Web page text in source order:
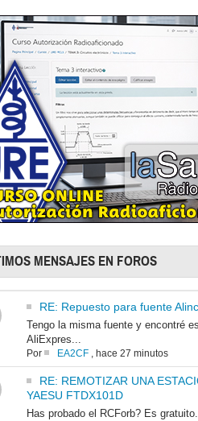
MENSAJES EN FOROS
RE: Repuesto para fuente
Tengo la misma fuente y encontré
AliExpres...
Por EA2CF, hace 27 minutos
RE: REMOTIZAR UNA
YAESU FTDX101D
Has probado el RCForb? Es